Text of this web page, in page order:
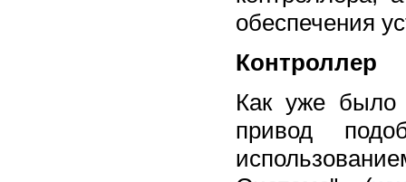
обеспечения
Контроллер
Как уже было
привод